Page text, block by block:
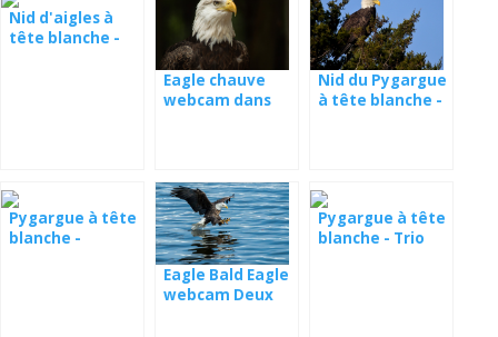
Nid d'aigles à
tête blanche -
Eagle chauve
webcam dans
Nid du Pygargue
à tête blanche -
Pygargue à tête
blanche -
Eagle Bald Eagle
webcam Deux
Pygargue à tête
blanche - Trio